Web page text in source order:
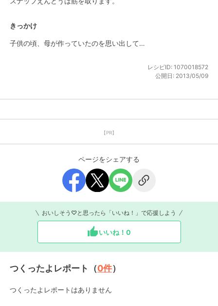
きっかけ
子供の頃、母が作っていたのを思い出して…
レシピID: 1070018572
公開日: 2013/05/09
【PR】
ページをシェアする
おいしそう♡と思ったら「いいね！」で応援しよう
いいね！ 0
つくったよレポート（0件）
つくったよレポートはありません